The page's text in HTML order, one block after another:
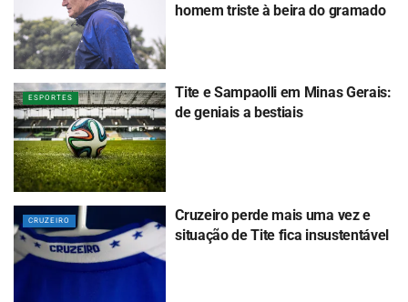
homem triste à beira do gramado
ESPORTES
Tite e Sampaolli em Minas Gerais:
de geniais a bestiais
CRUZEIRO
Cruzeiro perde mais uma vez e
situação de Tite fica insustentável